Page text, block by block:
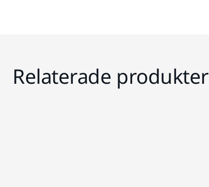
Relaterade produkter